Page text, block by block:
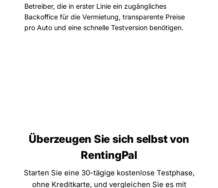
Betreiber, die in erster Linie ein zugängliches
Backoffice für die Vermietung, transparente Preise
pro Auto und eine schnelle Testversion benötigen.
Überzeugen Sie sich selbst von
RentingPal
Starten Sie eine 30-tägige kostenlose Testphase,
ohne Kreditkarte, und vergleichen Sie es mit